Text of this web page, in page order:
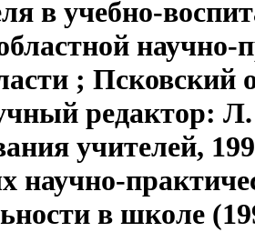
в учебно-
; Псковский
редактор:
учителей,
научно-
в школе